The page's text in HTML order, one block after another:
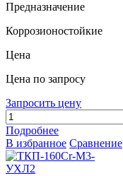
Предназначение
Коррозионостойкие
Цена
Цена по запросу
Запросить цену
Подробнее
В избранное Сравнение